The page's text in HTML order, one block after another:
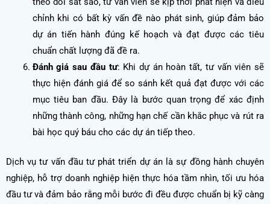
chỉnh khi có bất kỳ vấn đề nào phát sinh, giúp đảm bảo
dự án tiến hành đúng kế hoạch và đạt được các tiêu
chuẩn chất lượng đã đề ra.
Đánh giá sau đầu tư: Khi dự án hoàn tất, tư vấn viên sẽ
thực hiện đánh giá để so sánh kết quả đạt được với các
mục tiêu ban đầu. Đây là bước quan trọng để xác định
những thành công, những hạn chế cần khắc phục và rút ra
bài học quý báu cho các dự án tiếp theo.
Dịch vụ tư vấn đầu tư phát triển dự án là sự đồng hành chuyên
nghiệp, hỗ trợ doanh nghiệp hiện thực hóa tầm nhìn, tối ưu hóa
đầu tư và đảm bảo rằng mỗi bước đi đều được chuẩn bị kỹ càng